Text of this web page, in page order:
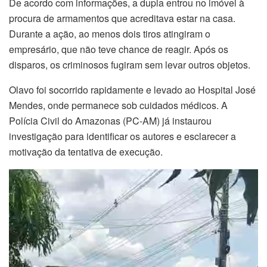
procura de armamentos que acreditava estar na casa.
Durante a ação, ao menos dois tiros atingiram o
empresário, que não teve chance de reagir. Após os
disparos, os criminosos fugiram sem levar outros objetos.
Olavo foi socorrido rapidamente e levado ao Hospital José
Mendes, onde permanece sob cuidados médicos. A
Polícia Civil do Amazonas (PC-AM) já instaurou
investigação para identificar os autores e esclarecer a
motivação da tentativa de execução.
Tocador
de
vídeo